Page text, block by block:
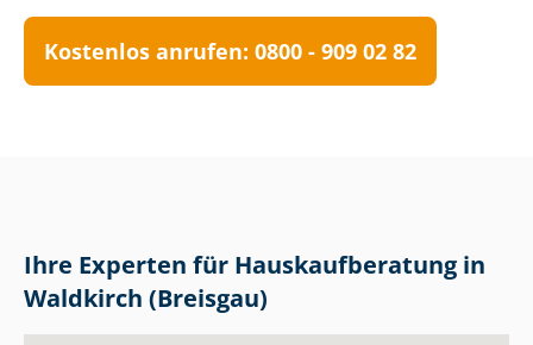
Kostenlos anrufen: 0800 - 909 02 82
Ihre Experten für Haus­kauf­be­ra­tung in
Waldkirch (Breisgau)